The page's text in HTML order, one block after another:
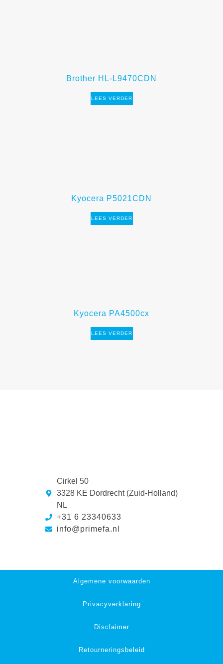
Brother HL-L9470CDN
LEES VERDER
Kyocera P5021CDN
LEES VERDER
Kyocera PA4500cx
LEES VERDER
Cirkel 50
3328 KE Dordrecht (Zuid-Holland)
NL
+31 6 23340633
info@primefa.nl
Algemene voorwaarden
Privacyverklaring
Disclaimer
Retourneringsbeleid